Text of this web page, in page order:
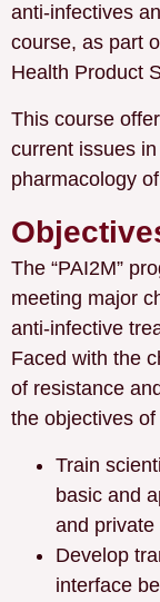
anti-infectives
course, as part
Health Product
This course
current issues
pharmacology
The “PAI2M”
meeting major
anti-infective
Faced with the
of resistance
the objectives
Train
basic and
and private
Develop
interface